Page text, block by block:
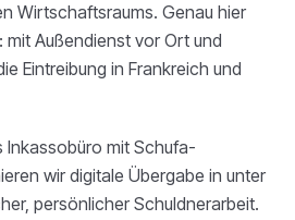
Wirtschaftsraums. Genau hier
mit Außendienst vor Ort und
Eintreibung in Frankreich und
Inkassobüro mit Schufa-
wir digitale Übergabe in unter
persönlicher Schuldnerarbeit.